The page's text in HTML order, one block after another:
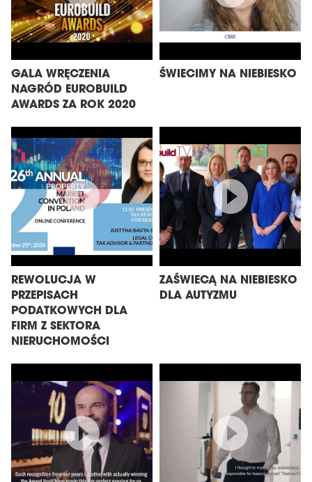
GALA WRĘCZENIA
NAGRÓD EUROBUILD
AWARDS ZA ROK 2020
ŚWIECIMY NA NIEBIESKO
REWOLUCJA W
PRZEPISACH
PODATKOWYCH DLA
FIRM Z SEKTORA
NIERUCHOMOŚCI
ZAŚWIECĄ NA NIEBIESKO
DLA AUTYZMU